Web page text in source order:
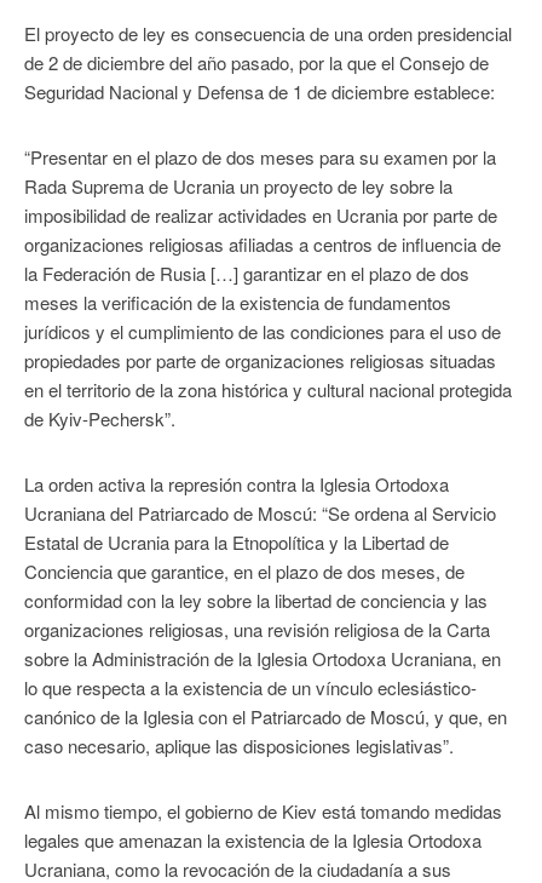
El proyecto de ley es consecuencia de una orden presidencial
de 2 de diciembre del año pasado, por la que el Consejo de
Seguridad Nacional y Defensa de 1 de diciembre establece:
“Presentar en el plazo de dos meses para su examen por la
Rada Suprema de Ucrania un proyecto de ley sobre la
imposibilidad de realizar actividades en Ucrania por parte de
organizaciones religiosas afiliadas a centros de influencia de
la Federación de Rusia […] garantizar en el plazo de dos
meses la verificación de la existencia de fundamentos
jurídicos y el cumplimiento de las condiciones para el uso de
propiedades por parte de organizaciones religiosas situadas
en el territorio de la zona histórica y cultural nacional protegida
de Kyiv-Pechersk”.
La orden activa la represión contra la Iglesia Ortodoxa
Ucraniana del Patriarcado de Moscú: “Se ordena al Servicio
Estatal de Ucrania para la Etnopolítica y la Libertad de
Conciencia que garantice, en el plazo de dos meses, de
conformidad con la ley sobre la libertad de conciencia y las
organizaciones religiosas, una revisión religiosa de la Carta
sobre la Administración de la Iglesia Ortodoxa Ucraniana, en
lo que respecta a la existencia de un vínculo eclesiástico-
canónico de la Iglesia con el Patriarcado de Moscú, y que, en
caso necesario, aplique las disposiciones legislativas”.
Al mismo tiempo, el gobierno de Kiev está tomando medidas
legales que amenazan la existencia de la Iglesia Ortodoxa
Ucraniana, como la revocación de la ciudadanía a sus